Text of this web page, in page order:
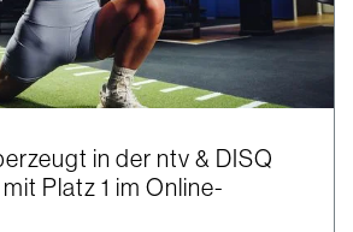
in der ntv & DISQ
Platz 1 im Online-